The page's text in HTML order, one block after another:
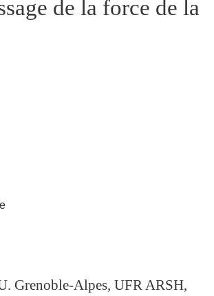
de la force de la
Grenoble-Alpes, UFR ARSH,